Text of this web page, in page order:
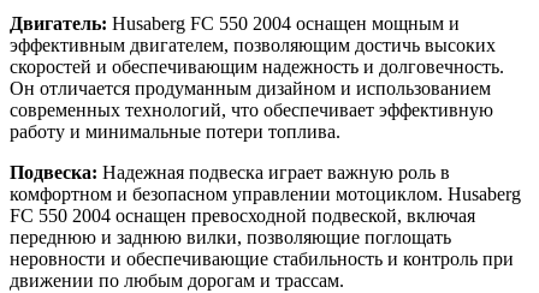
Двигатель: Husaberg FC 550 2004 оснащен мощным и
эффективным двигателем, позволяющим достичь высоких
скоростей и обеспечивающим надежность и долговечность.
Он отличается продуманным дизайном и использованием
современных технологий, что обеспечивает эффективную
работу и минимальные потери топлива.
Подвеска: Надежная подвеска играет важную роль в
комфортном и безопасном управлении мотоциклом. Husaberg
FC 550 2004 оснащен превосходной подвеской, включая
переднюю и заднюю вилки, позволяющие поглощать
неровности и обеспечивающие стабильность и контроль при
движении по любым дорогам и трассам.